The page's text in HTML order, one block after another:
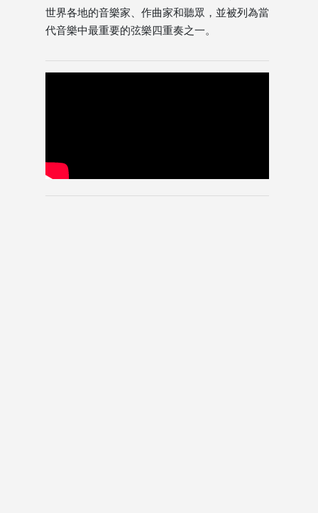
世界各地的音樂家、作曲家和聽眾，並被列為當
代音樂中最重要的弦樂四重奏之一。